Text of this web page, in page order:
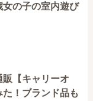
女の子の室内遊び
【キャリーオ
！ブランド品も